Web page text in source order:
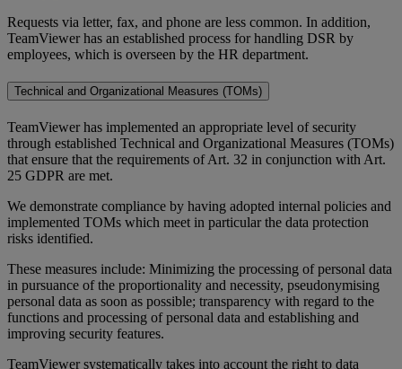
Requests via letter, fax, and phone are less common. In addition,
TeamViewer has an established process for handling DSR by
employees, which is overseen by the HR department.
Technical and Organizational Measures (TOMs)
TeamViewer has implemented an appropriate level of security
through established Technical and Organizational Measures (TOMs)
that ensure that the requirements of Art. 32 in conjunction with Art.
25 GDPR are met.
We demonstrate compliance by having adopted internal policies and
implemented TOMs which meet in particular the data protection
risks identified.
These measures include: Minimizing the processing of personal data
in pursuance of the proportionality and necessity, pseudonymising
personal data as soon as possible; transparency with regard to the
functions and processing of personal data and establishing and
improving security features.
TeamViewer systematically takes into account the right to data